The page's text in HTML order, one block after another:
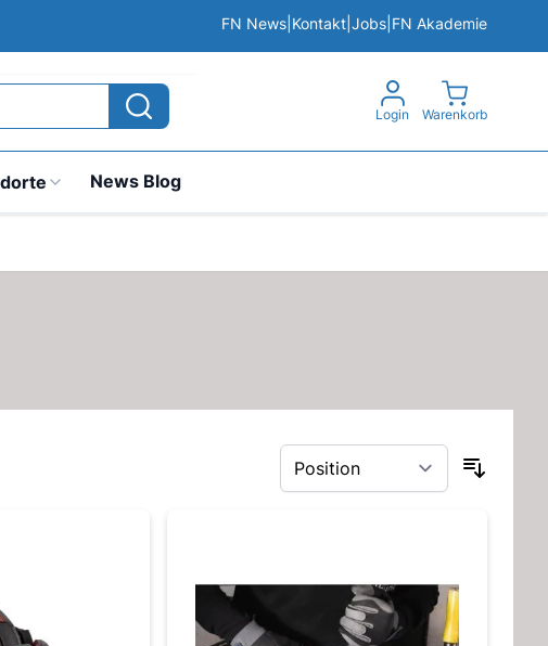
FN News Kontakt Jobs FN Akademie
Login
View cart,
Warenkorb
News Blog